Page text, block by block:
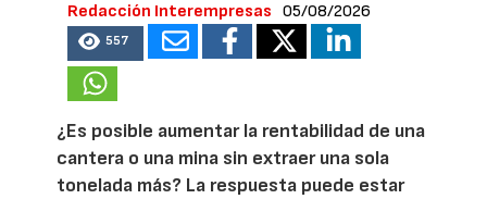
Redacción Interempresas 05/08/2026
557
¿Es posible aumentar la rentabilidad de una
cantera o una mina sin extraer una sola
tonelada más? La respuesta puede estar